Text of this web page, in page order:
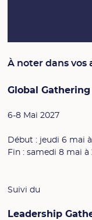
À noter dans vos
Global Gathering
6-8 Mai 2027
Début : jeudi 6 mai
Fin : samedi 8 mai à
Suivi du
Leadership